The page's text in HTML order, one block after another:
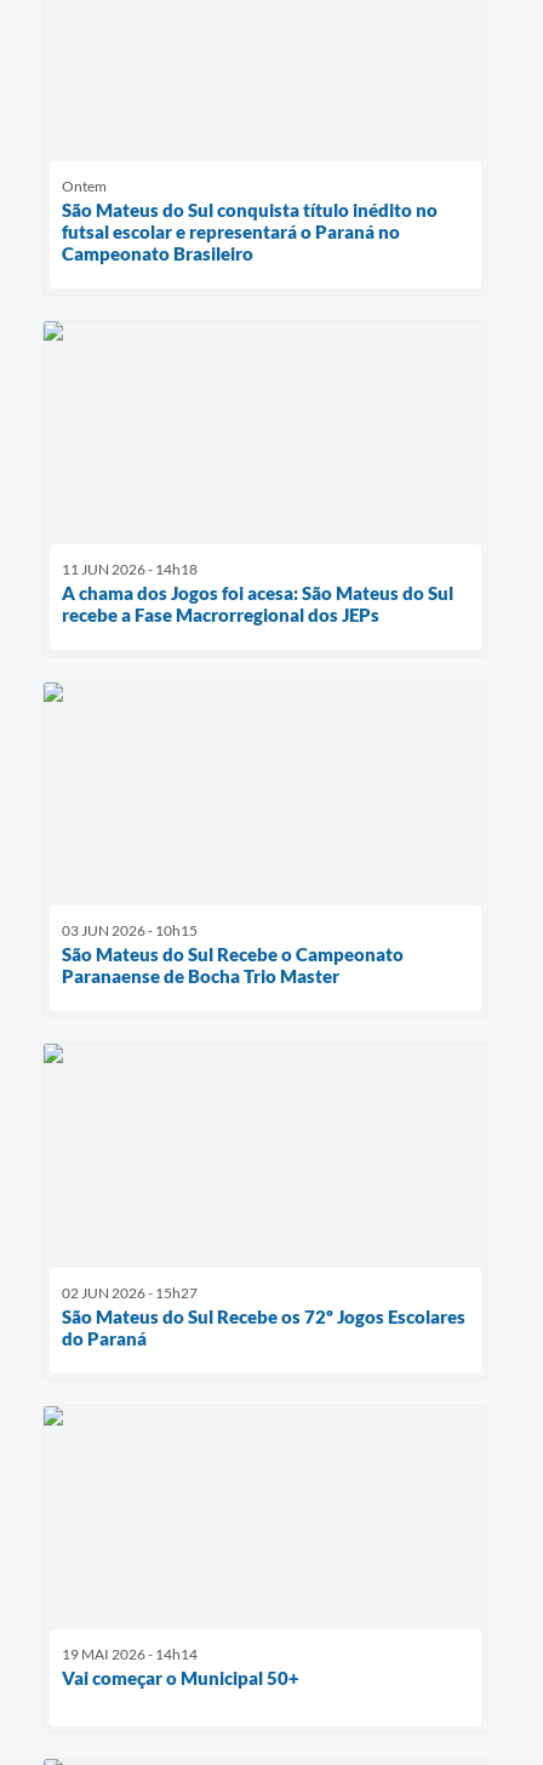
Ontem
São Mateus do Sul conquista título inédito no
futsal escolar e representará o Paraná no
Campeonato Brasileiro
11 JUN 2026 - 14h18
A chama dos Jogos foi acesa: São Mateus do Sul
recebe a Fase Macrorregional dos JEPs
03 JUN 2026 - 10h15
São Mateus do Sul Recebe o Campeonato
Paranaense de Bocha Trio Master
02 JUN 2026 - 15h27
São Mateus do Sul Recebe os 72º Jogos Escolares
do Paraná
19 MAI 2026 - 14h14
Vai começar o Municipal 50+